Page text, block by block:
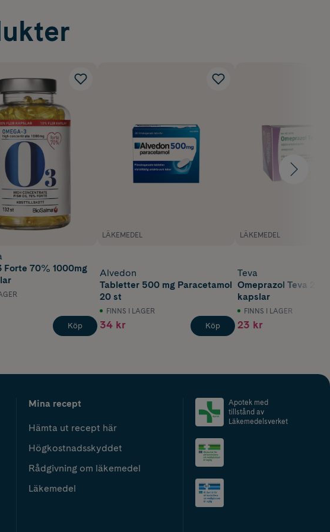
Forte 70% 1000mg
Köp
LÄKEMEDEL
Alvedon
Tabletter 500 mg Paracetamol
20 st
FINNS I LAGER
34 kr Köp
LÄKEMEDEL
Teva
Omeprazol Teva 20
kapslar
FINNS I LAGER
23 kr
Mina recept
Hämta ut recept här
Högkostnadsskyddet
Rådgivning om läkemedel
Läkemedel
Apotek med
tillstånd av
Läkemedelsverket